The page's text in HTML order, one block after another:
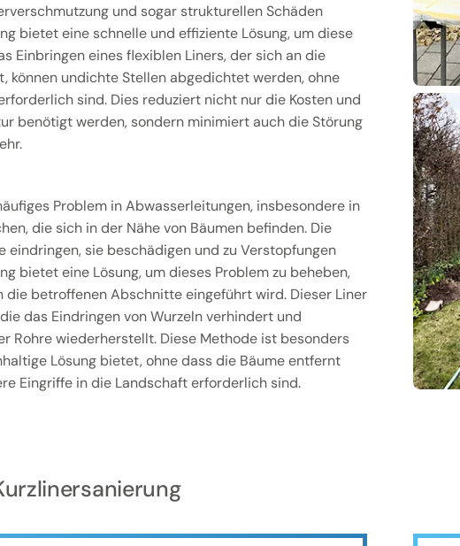
und sogar strukturellen Schäden
bietet eine schnelle und effiziente Lösung, um diese
Einbringen eines flexiblen Liners, der sich an die
können undichte Stellen abgedichtet werden, ohne
sind. Dies reduziert nicht nur die Kosten und
benötigt werden, sondern minimiert auch die Störung
Problem in Abwasserleitungen, insbesondere in
die sich in der Nähe von Bäumen befinden. Die
eindringen, sie beschädigen und zu Verstopfungen
bietet eine Lösung, um dieses Problem zu beheben,
die betroffenen Abschnitte eingeführt wird. Dieser Liner
das Eindringen von Wurzeln verhindert und
Rohre wiederherstellt. Diese Methode ist besonders
Lösung bietet, ohne dass die Bäume entfernt
Eingriffe in die Landschaft erforderlich sind.